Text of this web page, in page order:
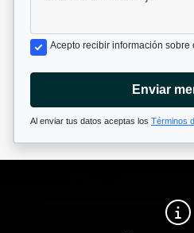
Acepto recibir información sobre
Enviar
Al enviar tus datos aceptas los Términos